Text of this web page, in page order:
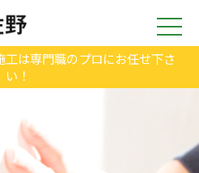
は専門職のプロにお任せ下さ
い！